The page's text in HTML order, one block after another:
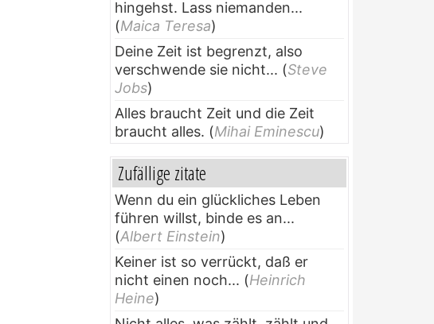
hingehst. Lass niemanden...
(Maica Teresa)
Deine Zeit ist begrenzt, also
verschwende sie nicht... (Steve
Jobs)
Alles braucht Zeit und die Zeit
braucht alles. (Mihai Eminescu)
Zufällige zitate
Wenn du ein glückliches Leben
führen willst, binde es an...
(Albert Einstein)
Keiner ist so verrückt, daß er
nicht einen noch... (Heinrich
Heine)